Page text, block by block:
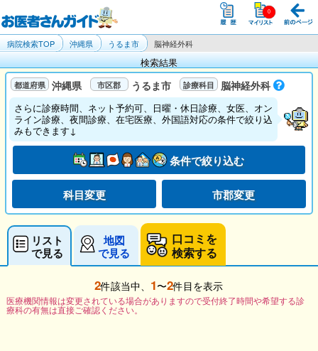
病院検索TOP 沖縄県 うるま市 脳神経外科
検索結果
沖縄県 うるま市 脳神経外科
さらに診療時間、ネット予約可、日曜・休日診療、女医、オン
ライン診療、夜間診療、在宅医療、外国語対応の条件で絞り込
みもできます↓
条件で絞り込む
科目変更 市郡変更
リスト
で見る
地図
で見る
口コミを
検索する
2件該当中、 1〜2件目を表示
医療機関情報は変更されている場合がありますので受付終了時間や希望する診
療科の有無は直接ご確認ください。